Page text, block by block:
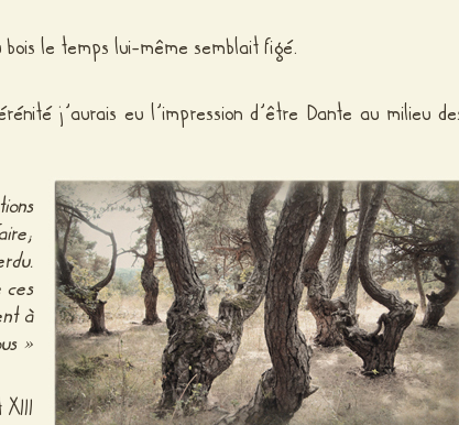
bois le temps lui-même semblait figé.
j’aurais eu l’impression d’être Dante au milieu
à
»
XIII